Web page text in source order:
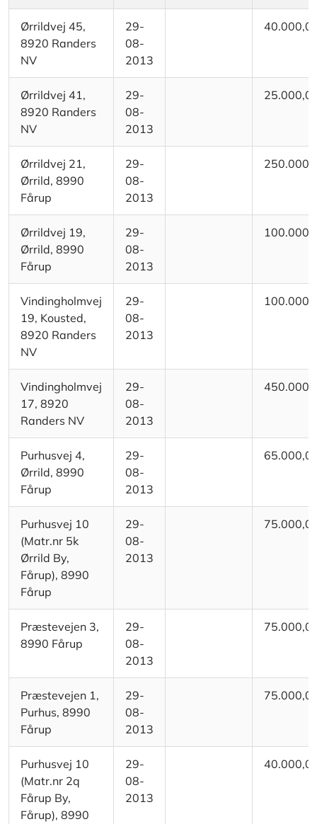
Ørrildvej 45,
8920 Randers
NV
29-
08-
2013
Ørrildvej 41,
8920 Randers
NV
29-
08-
2013
Ørrildvej 21,
Ørrild, 8990
Fårup
29-
08-
2013
Ørrildvej 19,
Ørrild, 8990
Fårup
29-
08-
2013
Vindingholmvej
19, Kousted,
8920 Randers
NV
29-
08-
2013
Vindingholmvej
17, 8920
Randers NV
29-
08-
2013
Purhusvej 4,
Ørrild, 8990
Fårup
29-
08-
2013
Purhusvej 10
(Matr.nr 5k
Ørrild By,
Fårup), 8990
Fårup
29-
08-
2013
Præstevejen 3,
8990 Fårup
29-
08-
2013
Præstevejen 1,
Purhus, 8990
Fårup
29-
08-
2013
Purhusvej 10
(Matr.nr 2q
Fårup By,
Fårup), 8990
29-
08-
2013